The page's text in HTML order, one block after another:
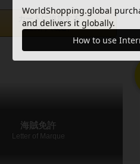
カートに追加する
2,200円（税込）
海賊免許
Letter of Marque